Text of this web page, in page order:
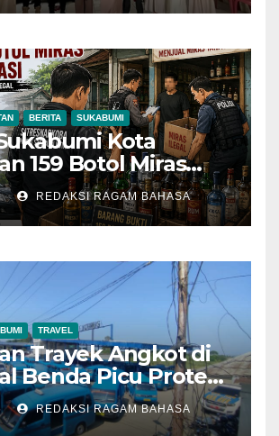
BERITA SUKABUMI
Kota
159 Botol Miras
Tiga Lokasi dalam
Penyakit Masyarakat
REDAKSI RAGAM BAHASA
TRAVEL
Trayek Angkot di
Benda Picu Protes
Belum Ada
Final
REDAKSI RAGAM BAHASA